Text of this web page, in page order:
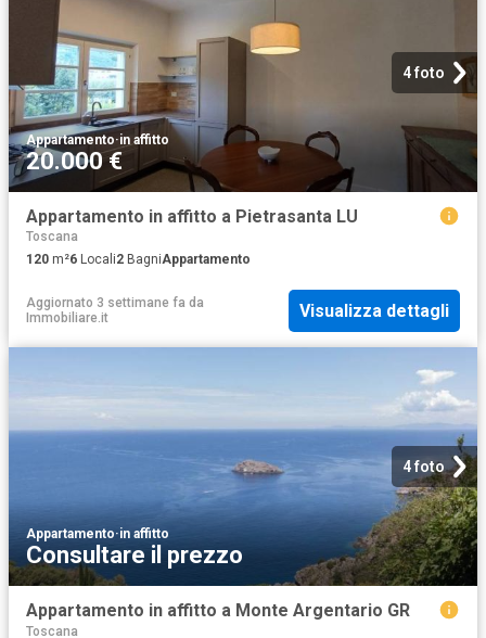
4 foto
Appartamento·in affitto
20.000 €
Appartamento in affitto a Pietrasanta LU
Toscana
120 m²6 Locali2 BagniAppartamento
Aggiornato 3 settimane fa da
Immobiliare.it
Visualizza dettagli
4 foto
Appartamento·in affitto
Consultare il prezzo
Appartamento in affitto a Monte Argentario GR
Toscana